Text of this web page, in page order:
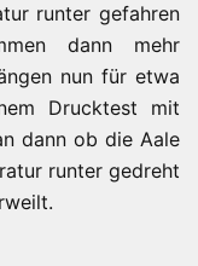
runter gefahren
dann mehr
nun für etwa
Drucktest mit
dann ob die Aale
runter gedreht